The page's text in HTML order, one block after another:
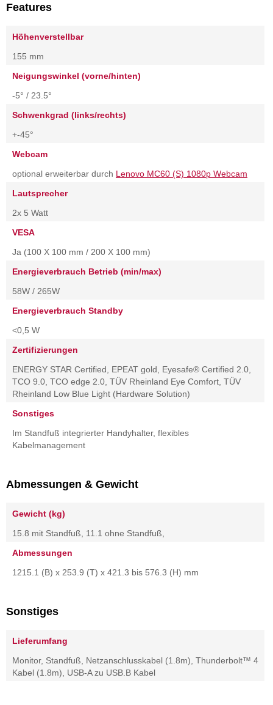
Features
Höhenverstellbar
155 mm
Neigungswinkel (vorne/hinten)
-5° / 23.5°
Schwenkgrad (links/rechts)
+-45°
Webcam
optional erweiterbar durch Lenovo MC60 (S) 1080p Webcam
Lautsprecher
2x 5 Watt
VESA
Ja (100 X 100 mm / 200 X 100 mm)
Energieverbrauch Betrieb (min/max)
58W / 265W
Energieverbrauch Standby
<0,5 W
Zertifizierungen
ENERGY STAR Certified, EPEAT gold, Eyesafe® Certified 2.0,
TCO 9.0, TCO edge 2.0, TÜV Rheinland Eye Comfort, TÜV
Rheinland Low Blue Light (Hardware Solution)
Sonstiges
Im Standfuß integrierter Handyhalter, flexibles
Kabelmanagement
Abmessungen & Gewicht
Gewicht (kg)
15.8 mit Standfuß, 11.1 ohne Standfuß,
Abmessungen
1215.1 (B) x 253.9 (T) x 421.3 bis 576.3 (H) mm
Sonstiges
Lieferumfang
Monitor, Standfuß, Netzanschlusskabel (1.8m), Thunderbolt™ 4
Kabel (1.8m), USB-A zu USB.B Kabel